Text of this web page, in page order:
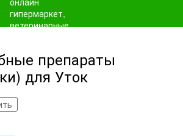
препараты
для Уток